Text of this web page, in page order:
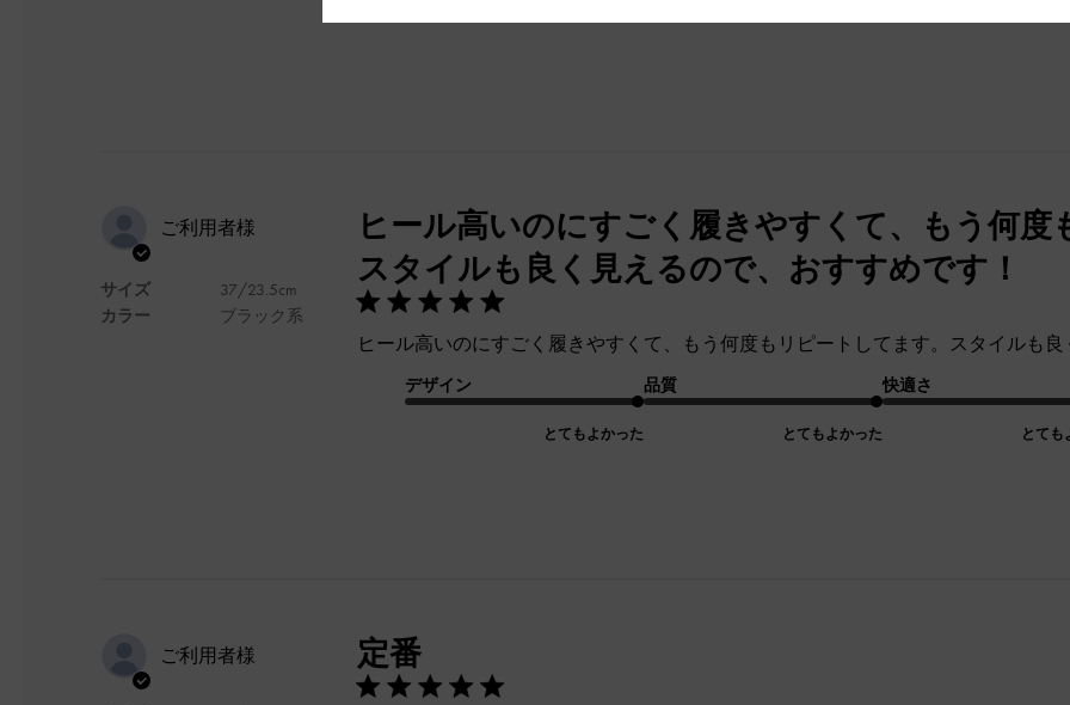
ご利用者様
サイズ
カラー
37/23.5cm
ブラック系
ヒール高いのにすごく履きやすくて、もう何度
スタイルも良く見えるので、おすすめです！
ヒール高いのにすごく履きやすくて、もう何度もリピートしてます。スタイルも良
デザイン
とてもよかった
品質
とてもよかった
快適さ
とても
ご利用者様 定番